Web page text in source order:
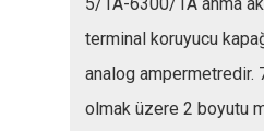
terminal koruyucu
analog ampermetredir.
olmak üzere 2 boyutu